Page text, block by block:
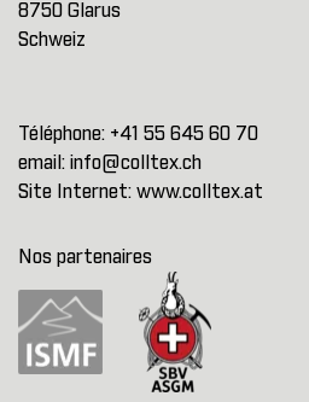
8750 Glarus
Schweiz
Téléphone: +41 55 645 60 70
email: info@colltex.ch
Site Internet: www.colltex.at
Nos partenaires